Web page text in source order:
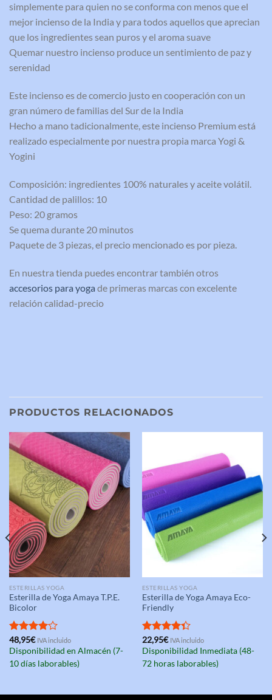
simplemente para quien no se conforma con menos que el
mejor incienso de la India y para todos aquellos que aprecian
que los ingredientes sean puros y el aroma suave
Quemar nuestro incienso produce un sentimiento de paz y
serenidad
Este incienso es de comercio justo en cooperación con un
gran número de familias del Sur de la India
Hecho a mano tadicionalmente, este incienso Premium está
realizado especialmente por nuestra propia marca Yogi &
Yogini
Composición: ingredientes 100% naturales y aceite volátil.
Cantidad de palillos: 10
Peso: 20 gramos
Se quema durante 20 minutos
Paquete de 3 piezas, el precio mencionado es por pieza.
En nuestra tienda puedes encontrar también otros
accesorios para yoga de primeras marcas con excelente
relación calidad-precio
PRODUCTOS RELACIONADOS
ESTERILLAS YOGA
Esterilla de Yoga Amaya T.P.E.
Bicolor
Valorado
con4.00
de 5
48,95€ IVA incluido
Disponibilidad en Almacén (7-
10 días laborables)
ESTERILLAS YOGA
Esterilla de Yoga Amaya Eco-
Friendly
Valorado
con4.33
de 5
22,95€ IVA incluido
Disponibilidad Inmediata (48-
72 horas laborables)